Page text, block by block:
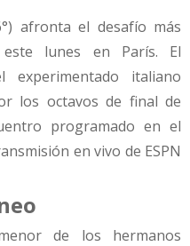
afronta el desafío más
lunes en París. El
italiano
los octavos de final de
programado en el
en vivo de ESPN
de los hermanos